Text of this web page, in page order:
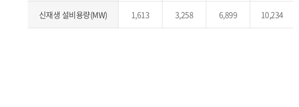
신재생 설비용량(MW) 1,613 3,258 6,899 10,234